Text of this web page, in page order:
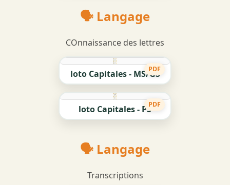
🗣️ Langage
COnnaissance des lettres
PDF
loto Capitales - MS/GS
PDF
loto Capitales - PS
🗣️ Langage
Transcriptions